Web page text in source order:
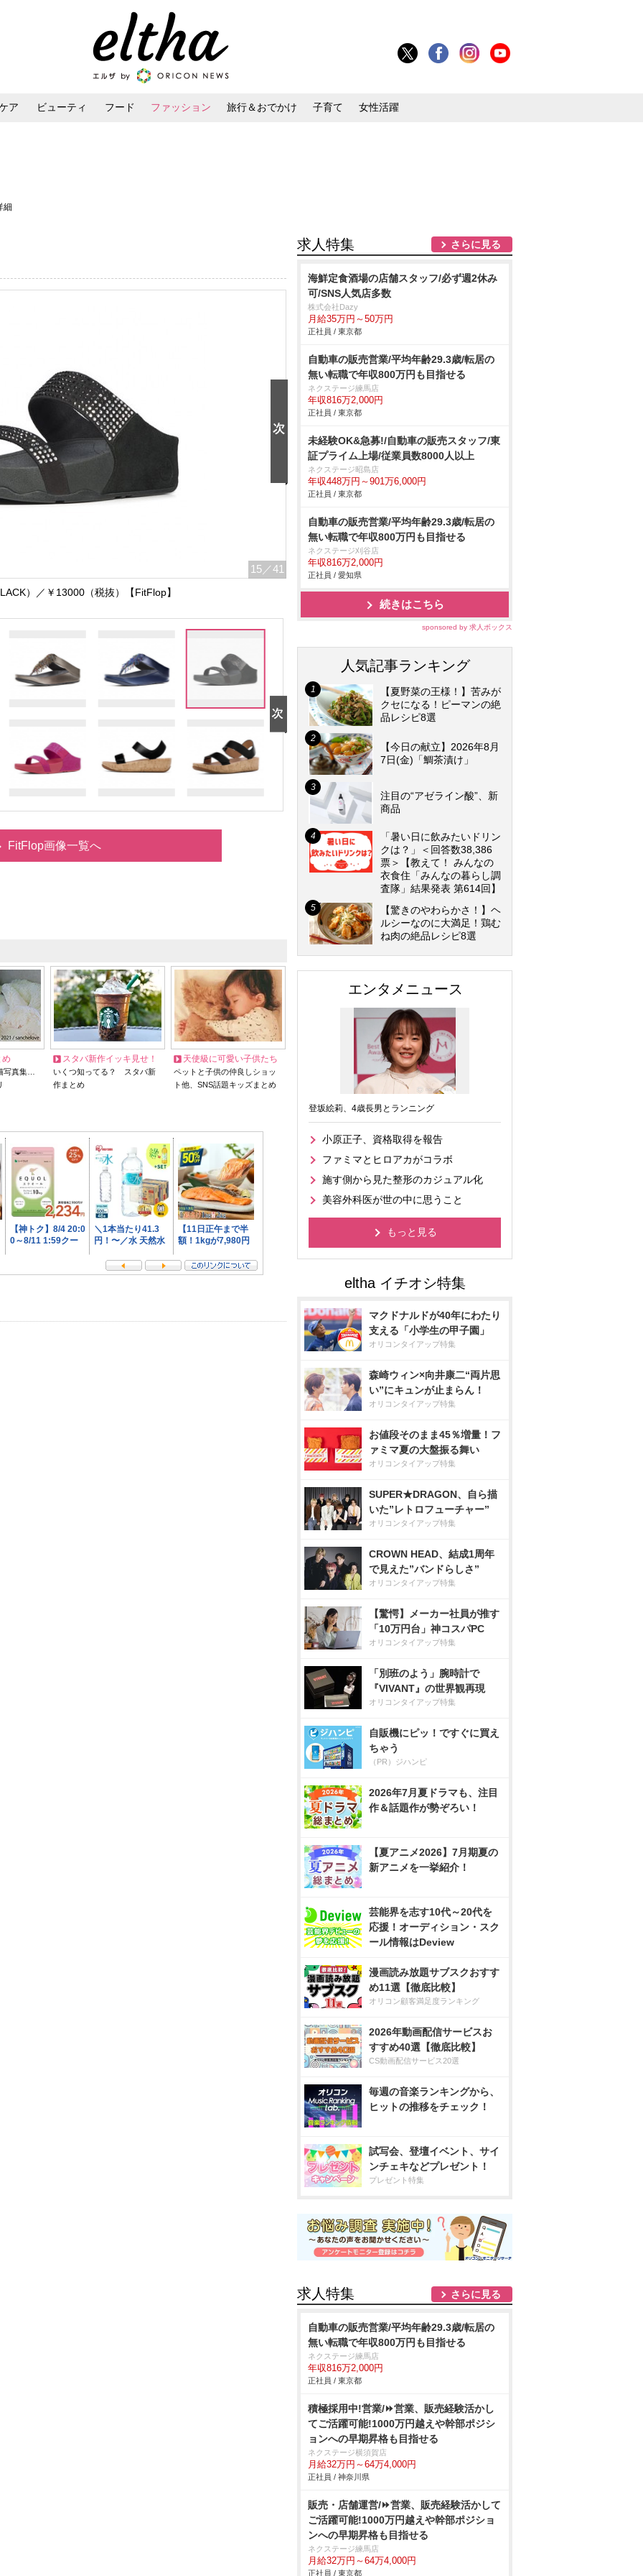
ア ビューティ フード ファッション 旅行＆おでかけ 子育て 女性活躍
細
15 ／41
）／￥13000（税抜）【FitFlop】
FitFlop画像一覧へ
め
写真集…
スタバ新作イッキ見せ！
いくつ知ってる？ スタバ新
作まとめ
天使級に可愛い子供たち
ペットと子供の仲良しショッ
ト他、SNS話題キッズまとめ
求人特集 さらに見る
海鮮定食酒場の店舗スタッフ/必ず週2休み
可/SNS人気店多数
株式会社Dazy
月給35万円～50万円
正社員 / 東京都
自動車の販売営業/平均年齢29.3歳/転居の
無い転職で年収800万円も目指せる
ネクステージ練馬店
年収816万2,000円
正社員 / 東京都
未経験OK&急募!/自動車の販売スタッフ/東
証プライム上場/従業員数8000人以上
ネクステージ昭島店
年収448万円～901万6,000円
正社員 / 東京都
自動車の販売営業/平均年齢29.3歳/転居の
無い転職で年収800万円も目指せる
ネクステージ刈谷店
年収816万2,000円
正社員 / 愛知県
続きはこちら
sponsored by 求人ボックス
人気記事ランキング
【夏野菜の王様！】苦みが
クセになる！ピーマンの絶
品レシピ8選
【今日の献立】2026年8月
7日(金)「鯛茶漬け」
注目の“アゼライン酸”、新
商品
「暑い日に飲みたいドリン
クは？」＜回答数38,386
票＞【教えて！ みんなの
衣食住「みんなの暮らし調
査隊」結果発表 第614回】
【驚きのやわらかさ！】ヘ
ルシーなのに大満足！鶏む
ね肉の絶品レシピ8選
エンタメニュース
登坂絵莉、4歳長男とランニング
小原正子、資格取得を報告
ファミマとヒロアカがコラボ
施す側から見た整形のカジュアル化
美容外科医が世の中に思うこと
もっと見る
マクドナルドが40年にわたり
支える「小学生の甲子園」
オリコンタイアップ特集
森崎ウィン×向井康二“両片思
い”にキュンが止まらん！
オリコンタイアップ特集
お値段そのまま45％増量！フ
ァミマ夏の大盤振る舞い
オリコンタイアップ特集
SUPER★DRAGON、自ら描
いた”レトロフューチャー”
オリコンタイアップ特集
CROWN HEAD、結成1周年
で見えた”バンドらしさ”
オリコンタイアップ特集
【驚愕】メーカー社員が推す
「10万円台」神コスパPC
オリコンタイアップ特集
「別班のよう」腕時計で
『VIVANT』の世界観再現
オリコンタイアップ特集
自販機にピッ！ですぐに買え
ちゃう
（PR）ジハンピ
2026年7月夏ドラマも、注目
作＆話題作が勢ぞろい！
【夏アニメ2026】7月期夏の
新アニメを一挙紹介！
芸能界を志す10代～20代を
応援！オーディション・スク
ール情報はDeview
漫画読み放題サブスクおすす
め11選【徹底比較】
オリコン顧客満足度ランキング
2026年動画配信サービスお
すすめ40選【徹底比較】
CS動画配信サービス20選
毎週の音楽ランキングから、
ヒットの推移をチェック！
試写会、登壇イベント、サイ
ンチェキなどプレゼント！
プレゼント特集
求人特集 さらに見る
自動車の販売営業/平均年齢29.3歳/転居の
無い転職で年収800万円も目指せる
ネクステージ練馬店
年収816万2,000円
正社員 / 東京都
積極採用中!営業/⏩️営業、販売経験活かし
てご活躍可能!1000万円越えや幹部ポジシ
ョンへの早期昇格も目指せる
ネクステージ横須賀店
月給32万円～64万4,000円
正社員 / 神奈川県
販売・店舗運営/⏩️営業、販売経験活かして
ご活躍可能!1000万円越えや幹部ポジショ
ンへの早期昇格も目指せる
ネクステージ練馬店
月給32万円～64万4,000円
正社員 / 東京都